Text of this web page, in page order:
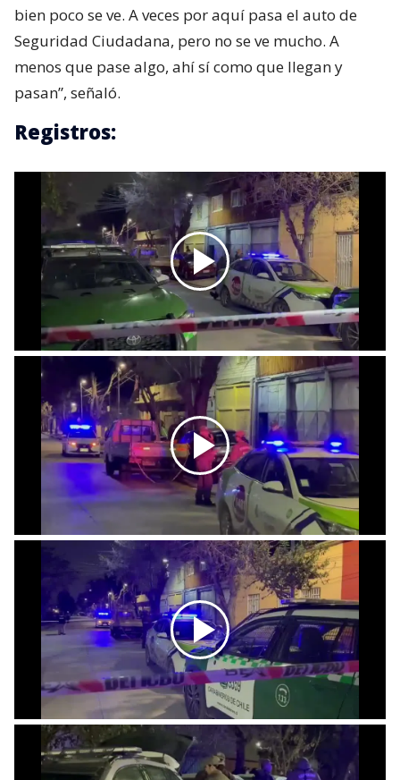
bien poco se ve. A veces por aquí pasa el auto de
Seguridad Ciudadana, pero no se ve mucho. A
menos que pase algo, ahí sí como que llegan y
pasan”, señaló.
Registros: